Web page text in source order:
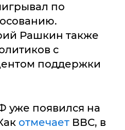
по
Рашкин также
с
поддержки
уже появился на
отмечает ВВС, в